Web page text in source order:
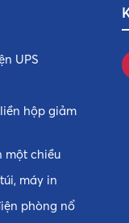
UPS
hộp giảm
một chiều
máy in
phòng nổ